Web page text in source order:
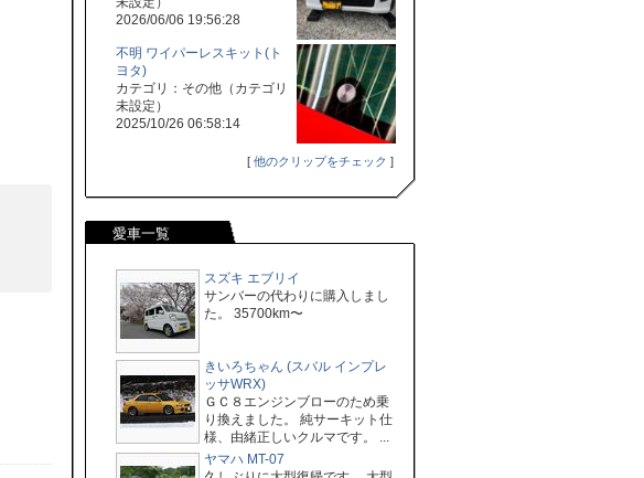
2026/06/06 19:56:28
不明 ワイパーレスキット(ト
ヨタ)
カテゴリ：その他（カテゴリ
未設定）
2025/10/26 06:58:14
[ 他のクリップをチェック ]
愛車一覧
スズキ エブリイ
サンバーの代わりに購入しまし
た。 35700km〜
きいろちゃん (スバル インプレ
ッサWRX)
ＧＣ８エンジンブローのため乗
り換えました。 純サーキット仕
様、由緒正しいクルマです。 ...
ヤマハ MT-07